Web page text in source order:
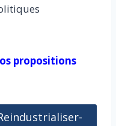
propositions